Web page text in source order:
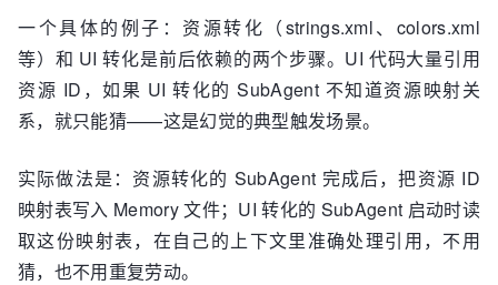
一个具体的例子：资源转化（strings.xml、colors.xml
等）和 UI 转化是前后依赖的两个步骤。UI 代码大量引用
资源 ID，如果 UI 转化的 SubAgent 不知道资源映射关
系，就只能猜——这是幻觉的典型触发场景。
实际做法是：资源转化的 SubAgent 完成后，把资源 ID
映射表写入 Memory 文件；UI 转化的 SubAgent 启动时读
取这份映射表，在自己的上下文里准确处理引用，不用
猜，也不用重复劳动。